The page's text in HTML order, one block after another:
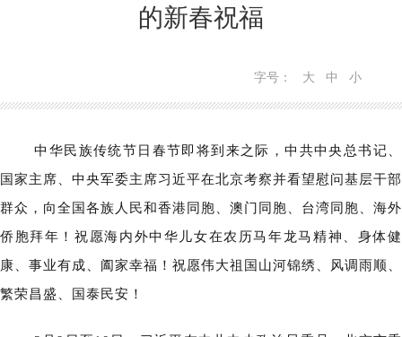
的新春祝福
字号： 大 中 小
中华民族传统节日春节即将到来之际，中共中央总书记、
国家主席、中央军委主席习近平在北京考察并看望慰问基层干部
群众，向全国各族人民和香港同胞、澳门同胞、台湾同胞、海外
侨胞拜年！祝愿海内外中华儿女在农历马年龙马精神、身体健
康、事业有成、阖家幸福！祝愿伟大祖国山河锦绣、风调雨顺、
繁荣昌盛、国泰民安！